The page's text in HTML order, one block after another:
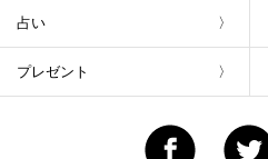
占い
プレゼント